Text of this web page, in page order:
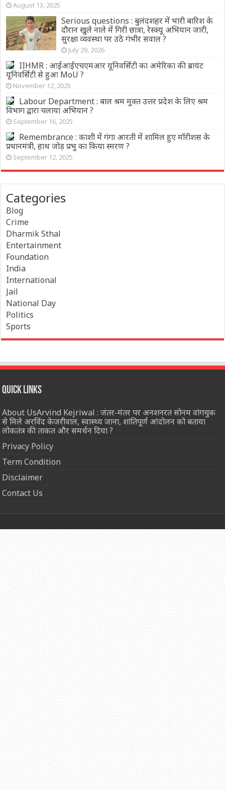
August 13, 2025
Serious questions : बुलंदशहर में भारी बारिश के
दौरान खुले नाले में गिरी छात्रा, रेस्क्यू अभियान जारी,
सुरक्षा व्यवस्था पर उठे गंभीर सवाल ?
July 29, 2026
IIHMR : आईआईएचएमआर यूनिवर्सिटी का अमेरिका की ब्रायंट
यूनिवर्सिटी से हुआ MoU ?
November 12, 2025
Labour Department : बाल श्रम मुक्त उत्तर प्रदेश के लिए श्रम
विभाग द्वारा चलाया अभियान ?
September 16, 2025
Remembrance : काशी में गंगा आरती में शामिल हुए मॉरीशस के
प्रधानमंत्री, हाथ जोड़ प्रभु का क‍िया स्मरण ?
September 12, 2025
Categories
Blog
Crime
Dharmik Sthal
Entertainment
Foundation
India
International
Jail
National Day
Politics
Sports
Quick Links
About UsArvind Kejriwal : जंतर-मंतर पर अनशनरत सोनम वांगचुक
से मिले अरविंद केजरीवाल, स्वास्थ्य जाना, शांतिपूर्ण आंदोलन को बताया
लोकतंत्र की ताकत और समर्थन दिया ?
Privacy Policy
Term Condition
Disclaimer
Contact Us